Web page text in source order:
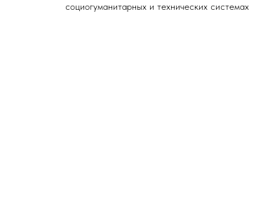
социогуманитарных и технических системах